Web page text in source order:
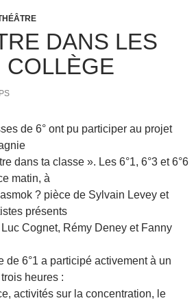
DANS LES
COLLÈGE
de 6° ont pu participer au projet
dans ta classe ». Les 6°1, 6°3 et 6°6
matin, à
? pièce de Sylvain Levey et
présents
Cognet, Rémy Deney et Fanny
de 6°1 a participé activement à un
heures :
activités sur la concentration, le